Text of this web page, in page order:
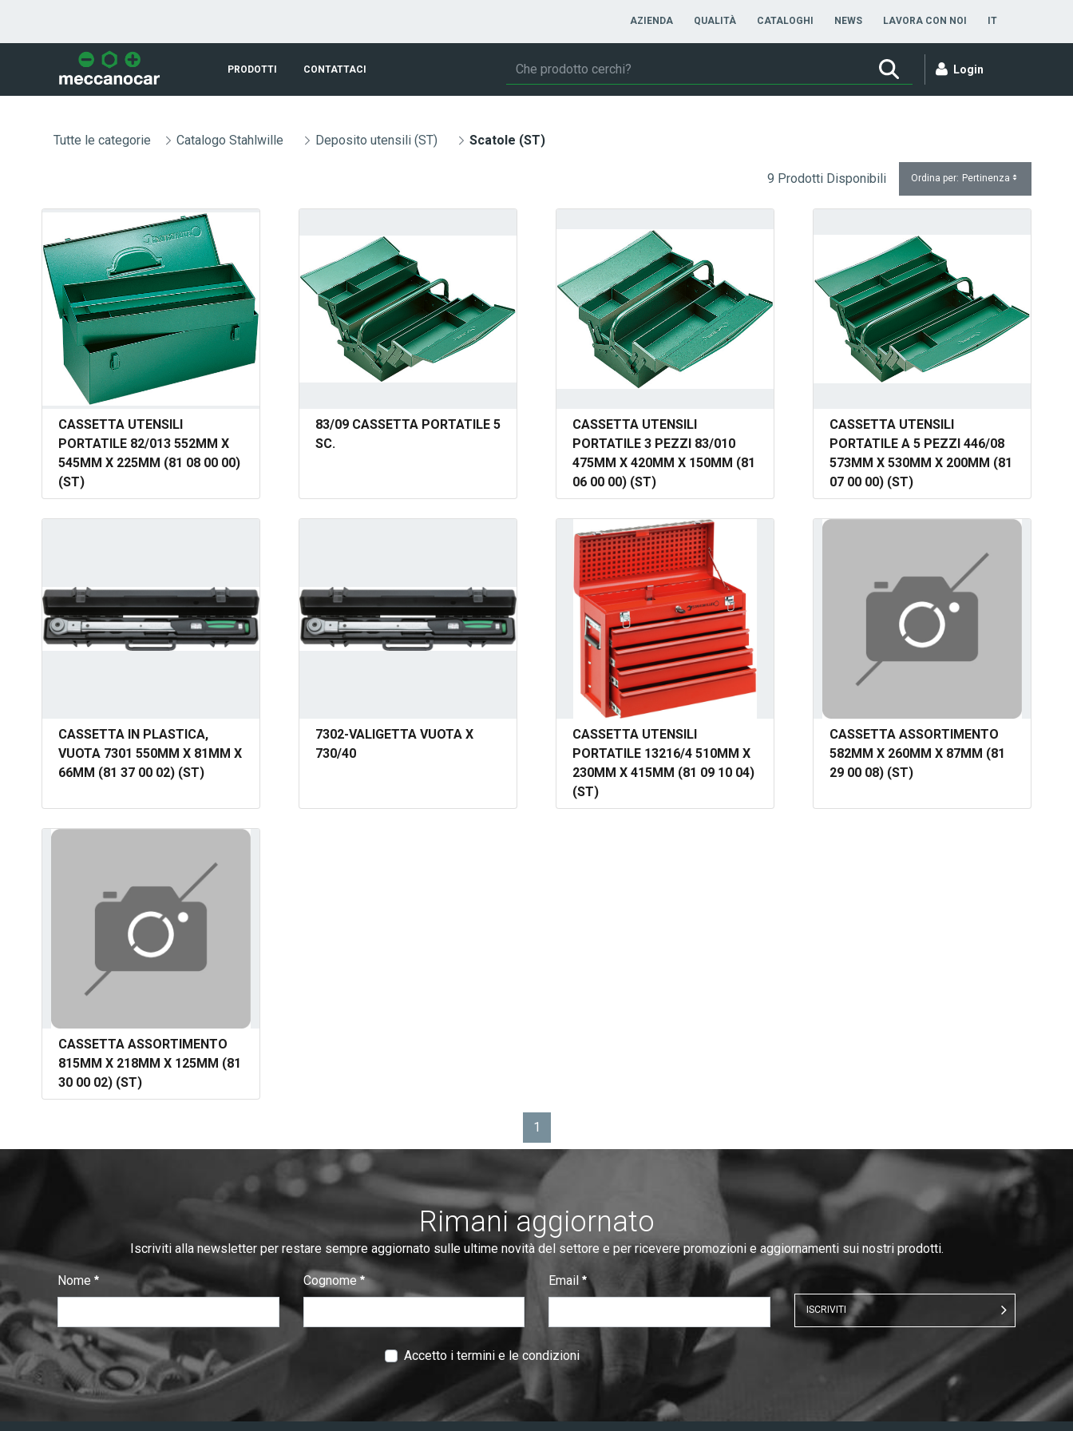
AZIENDA QUALITÀ CATALOGHI NEWS LAVORA CON NOI ITITALIANO
PRODOTTI CONTATTACI Login
Tutte le categorie Catalogo Stahlwille Deposito utensili (ST) Scatole (ST)
9 Prodotti Disponibili Ordina per: Pertinenza
CASSETTA UTENSILI
PORTATILE 82/013 552MM X
545MM X 225MM (81 08 00 00)
(ST)
83/09 CASSETTA PORTATILE 5
SC.
CASSETTA UTENSILI
PORTATILE 3 PEZZI 83/010
475MM X 420MM X 150MM (81
06 00 00) (ST)
CASSETTA UTENSILI
PORTATILE A 5 PEZZI 446/08
573MM X 530MM X 200MM (81
07 00 00) (ST)
CASSETTA IN PLASTICA,
VUOTA 7301 550MM X 81MM X
66MM (81 37 00 02) (ST)
7302-VALIGETTA VUOTA X
730/40
CASSETTA UTENSILI
PORTATILE 13216/4 510MM X
230MM X 415MM (81 09 10 04)
(ST)
CASSETTA ASSORTIMENTO
582MM X 260MM X 87MM (81
29 00 08) (ST)
CASSETTA ASSORTIMENTO
815MM X 218MM X 125MM (81
30 00 02) (ST)
Pagina
1
Rimani aggiornato
Iscriviti alla newsletter per restare sempre aggiornato sulle ultime novità del settore e per ricevere promozioni e aggiornamenti sui nostri prodotti.
Nome
:
0/ 280 Cognome
:
0/ 280 Email
:
0/ 280
ISCRIVITI
V
e
Accetto i termini e le condizioni